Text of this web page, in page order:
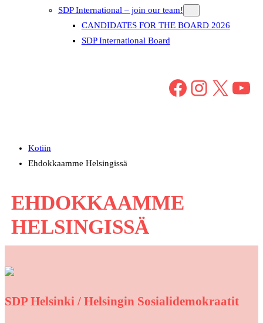
SDP International – join our team!
CANDIDATES FOR THE BOARD 2026
SDP International Board
Facebook Instagram X YouTube
Kotiin
Ehdokkaamme Helsingissä
EHDOKKAAMME
HELSINGISSÄ
SDP Helsinki / Helsingin Sosialidemokraatit